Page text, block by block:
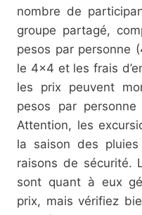
nombre de
groupe partagé,
pesos par personne
le 4×4 et les frais
les prix peuvent
pesos par
Attention, les
la saison des
raisons de sécurité.
sont quant à eux
prix, mais vérifiez